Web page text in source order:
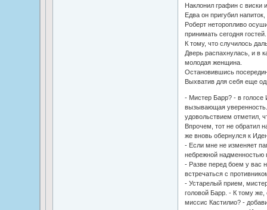
Наклонил графин с виски
Едва он пригубил
Роберт неторопливо
принимать сегодня гостей.
К тому, что случилось
Дверь распахнулась, и в
молодая женщина.
Остановившись
Выхватив для себя еще
- Мистер Барр? - в голосе
вызывающая
удовольствием отметил,
Впрочем, тот не обратил
же вновь обернулся к
- Если мне не изменяет
небрежной надменностью
- Разве перед боем у вас
встречаться с
- Устарелый прием,
головой Барр. - К тому же,
миссис Кастилио? -